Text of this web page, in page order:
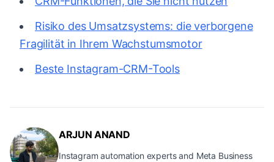
Risiko des Umsatzsystems: die verborgene
Fragilität in Ihrem Wachstumsmotor
Beste Instagram-CRM-Tools
ARJUN ANAND
Instagram automation experts and Meta Business